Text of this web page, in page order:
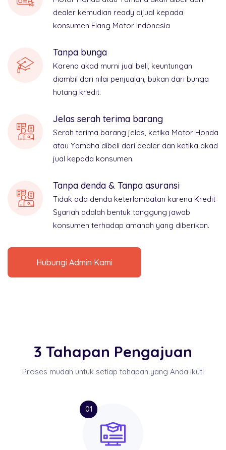
dealer kemudian ready dijual kepada
konsumen Elang Motor Indonesia
Tanpa bunga
Karena akad murni jual beli, keuntungan
diambil dari nilai penjualan, bukan dari bunga
hutang kredit.
Jelas serah terima barang
Serah terima barang jelas, ketika Motor Honda
atau Yamaha dibeli dari dealer dan ketika akad
jual kepada konsumen.
Tanpa denda & Tanpa asuransi
Tidak ada denda keterlambatan karena Kredit
Syariah adalah bentuk tanggung jawab
konsumen terhadap amanah yang diberikan.
Hubungi Admin Kami
3 Tahapan Pengajuan
Proses mudah untuk setiap tahapan yang Anda ikuti
01